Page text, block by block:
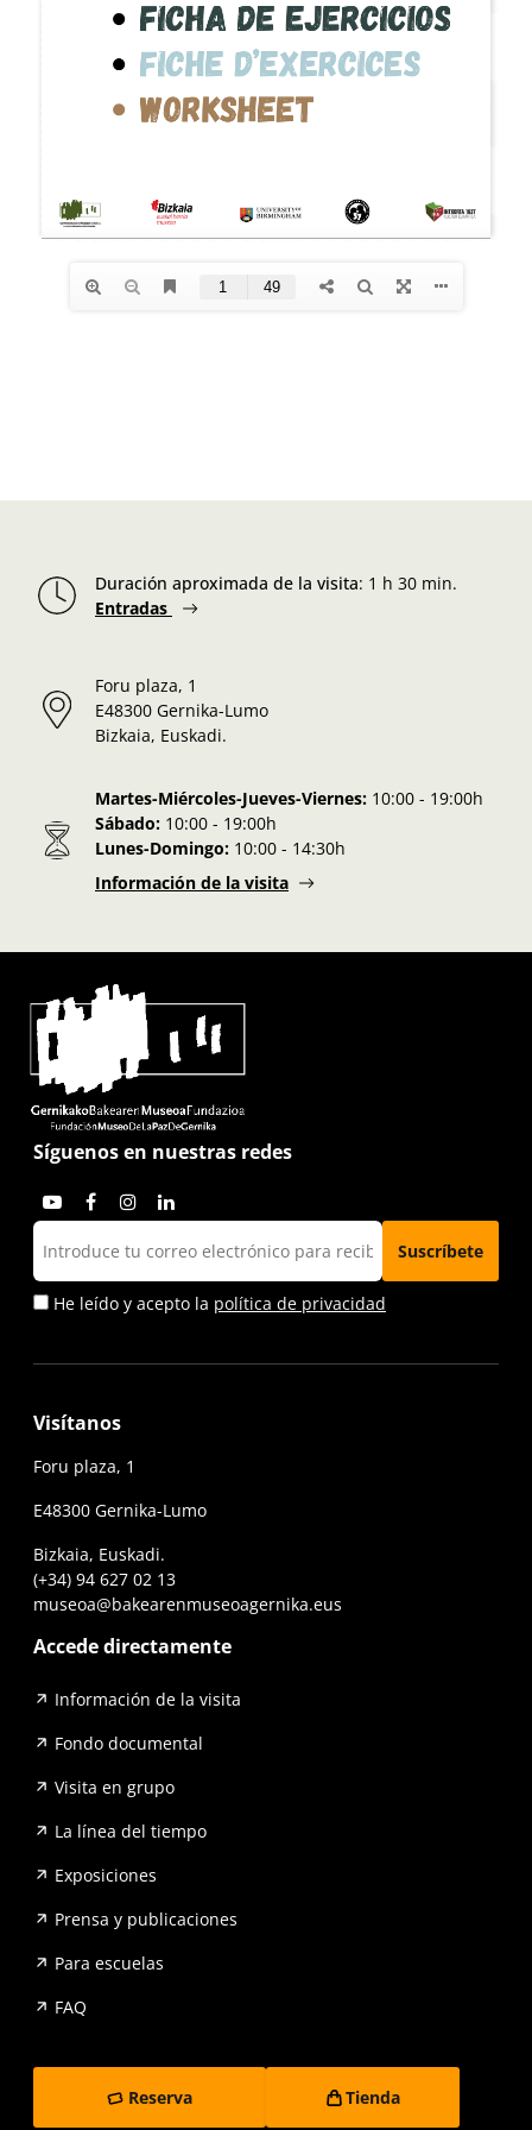
Duración aproximada de la visita: 1 h 30 min.
Entradas
Foru plaza, 1
E48300 Gernika-Lumo
Bizkaia, Euskadi.
Martes-Miércoles-Jueves-Viernes: 10:00 - 19:00h
Sábado: 10:00 - 19:00h
Lunes-Domingo: 10:00 - 14:30h
Información de la visita
Síguenos en nuestras redes
He leído y acepto la política de privacidad
Visítanos
Foru plaza, 1
E48300 Gernika-Lumo
Bizkaia, Euskadi.
(+34) 94 627 02 13
museoa@bakearenmuseoagernika.eus
Accede directamente
Información de la visita
Fondo documental
Visita en grupo
La línea del tiempo
Exposiciones
Prensa y publicaciones
Para escuelas
FAQ
Reserva Tienda